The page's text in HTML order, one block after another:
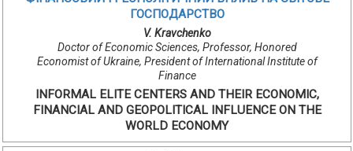
ГОСПОДАРСТВО
V. Kravchenko
Doctor of Economic Sciences, Professor, Honored
Economist of Ukraine, President of International Institute of
Finance
INFORMAL ELITE CENTERS AND THEIR ECONOMIC,
FINANCIAL AND GEOPOLITICAL INFLUENCE ON THE
WORLD ECONOMY